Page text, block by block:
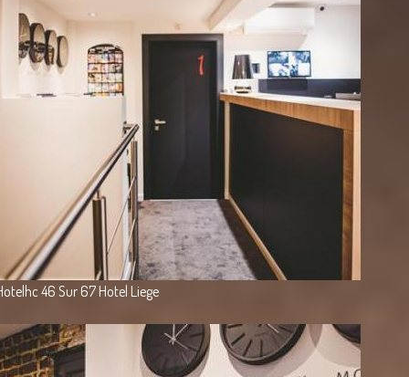
46 Sur 67 Hotel Liege